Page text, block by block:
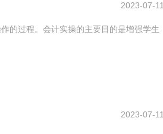
2023-07-11
的过程。会计实操的主要目的是增强学生
2023-07-11